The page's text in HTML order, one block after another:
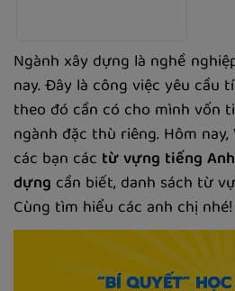
Ngành xây dựng là nghề
nay. Đây là công việc yêu cầu
theo đó cần có cho mình vốn
ngành đặc thù riêng. Hôm
các bạn các từ vựng tiếng
dựng cần biết, danh sách từ
Cùng tìm hiểu các anh chị nhé!